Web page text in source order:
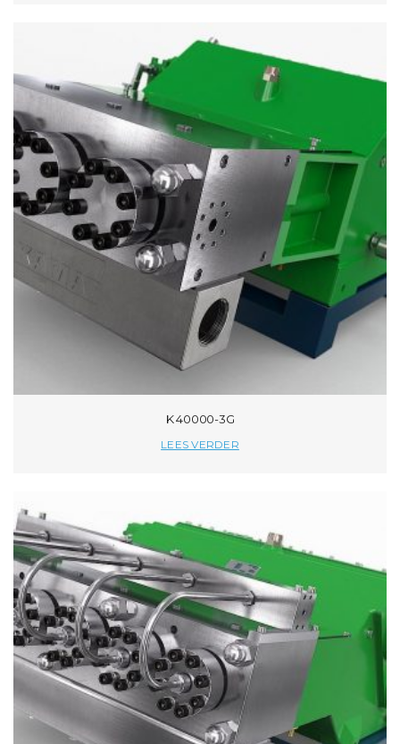
K 40000-3G
LEES VERDER